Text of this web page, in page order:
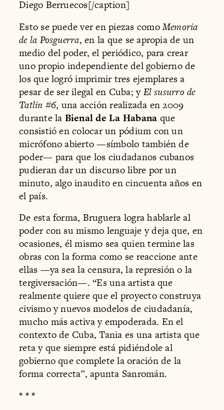
Diego Berruecos[/caption]
Esto se puede ver en piezas comoMemoria
de la Posguerra, en la que se apropia de un
medio del poder, el periódico, para crear
uno propio independiente del gobierno de
los que logró imprimir tres ejemplares a
pesar de ser ilegal en Cuba; yEl susurro de
Tatlin #6, una acción realizada en 2009
durante la Bienal de La Habana que
consistió en colocar un pódium con un
micrófono abierto —símbolo también de
poder— para que los ciudadanos cubanos
pudieran dar un discurso libre por un
minuto, algo inaudito en cincuenta años en
el país.
De esta forma, Bruguera logra hablarle al
poder con su mismo lenguaje y deja que, en
ocasiones, él mismo sea quien termine las
obras con la forma como se reaccione ante
ellas —ya sea la censura, la represión o la
tergiversación—. “Es una artista que
realmente quiere que el proyecto construya
civismo y nuevos modelos de ciudadanía,
mucho más activa y empoderada. En el
contexto de Cuba, Tania es una artista que
reta y que siempre está pidiéndole al
gobierno que complete la oración de la
forma correcta”, apunta Sanromán.
* * *